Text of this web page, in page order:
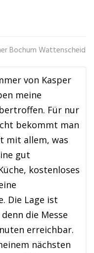
Bochum Wattenscheid
von Kasper
meine
Für nur
bekommt man
mit allem, was
gut
kostenloses
Die Lage ist
die Messe
erreichbar.
nächsten